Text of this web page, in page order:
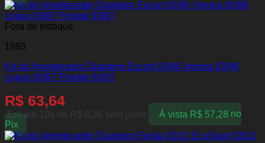
Fora de estoque
1993
Kit do Amortecedor Dianteiro Escort 93/96 Verona 93/96
Logus 93/97 Pointer 93/97
R$ 63,64
Em até 10x de R$ 6,36 sem juros À vista R$57,28 no
Pix